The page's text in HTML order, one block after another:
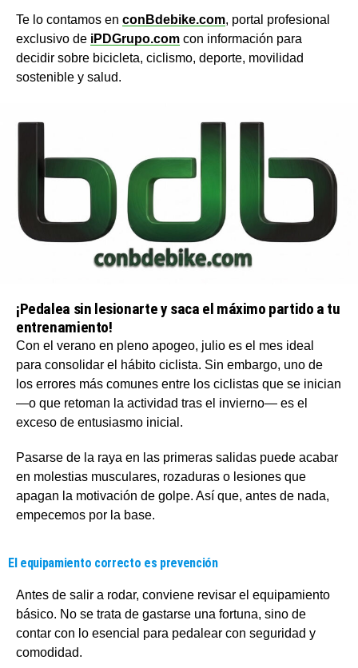
Te lo contamos en conBdebike.com, portal profesional
exclusivo de iPDGrupo.com con información para
decidir sobre bicicleta, ciclismo, deporte, movilidad
sostenible y salud.
¡Pedalea sin lesionarte y saca el máximo partido a tu
entrenamiento!
Con el verano en pleno apogeo, julio es el mes ideal
para consolidar el hábito ciclista. Sin embargo, uno de
los errores más comunes entre los ciclistas que se inician
—o que retoman la actividad tras el invierno— es el
exceso de entusiasmo inicial.
Pasarse de la raya en las primeras salidas puede acabar
en molestias musculares, rozaduras o lesiones que
apagan la motivación de golpe. Así que, antes de nada,
empecemos por la base.
El equipamiento correcto es prevención
Antes de salir a rodar, conviene revisar el equipamiento
básico. No se trata de gastarse una fortuna, sino de
contar con lo esencial para pedalear con seguridad y
comodidad.